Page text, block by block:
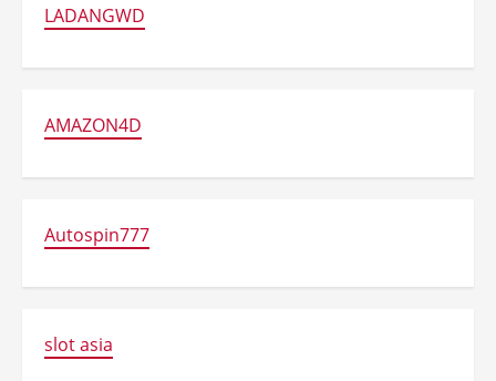
LADANGWD
AMAZON4D
Autospin777
slot asia